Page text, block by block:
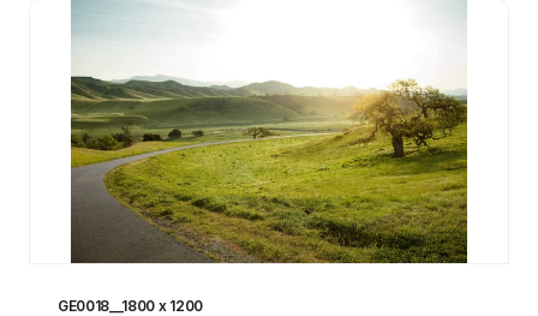
GE0018__1800 x 1200